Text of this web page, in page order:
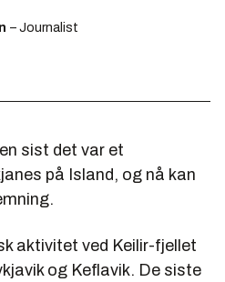
– Journalist
sist det var et
på Island, og nå kan
aktivitet ved Keilir-fjellet
og Keflavik. De siste